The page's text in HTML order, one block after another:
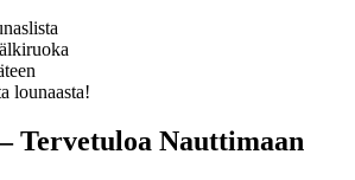
lounaasta!
Tervetuloa Nauttimaan